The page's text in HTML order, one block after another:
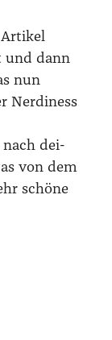
und dann
nun
Ner­di­ness
nach dei­
von dem
schö­ne